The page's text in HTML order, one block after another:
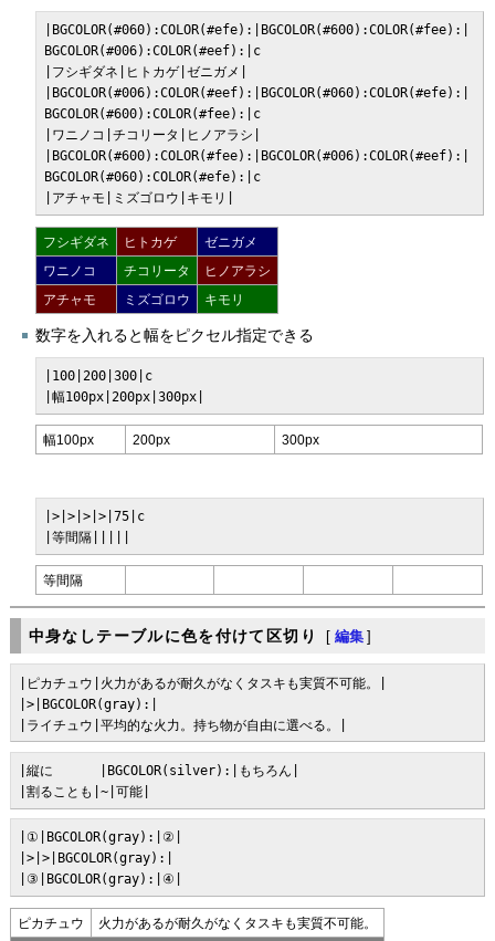
|BGCOLOR(#060):COLOR(#efe):|BGCOLOR(#600):COLOR(#fee):|
BGCOLOR(#006):COLOR(#eef):|c
|フシギダネ|ヒトカゲ|ゼニガメ|
|BGCOLOR(#006):COLOR(#eef):|BGCOLOR(#060):COLOR(#efe):|
BGCOLOR(#600):COLOR(#fee):|c
|ワニノコ|チコリータ|ヒノアラシ|
|BGCOLOR(#600):COLOR(#fee):|BGCOLOR(#006):COLOR(#eef):|
BGCOLOR(#060):COLOR(#efe):|c
|アチャモ|ミズゴロウ|キモリ|
フシギダネ ヒトカゲ ゼニガメ
ワニノコ チコリータ ヒノアラシ
アチャモ ミズゴロウ キモリ
数字を入れると幅をピクセル指定できる
|100|200|300|c
|幅100px|200px|300px|
幅100px 200px 300px
|>|>|>|>|75|c
|等間隔|||||
等間隔
中身なしテーブルに色を付けて区切り [ 編集 ]
|ピカチュウ|火力があるが耐久がなくタスキも実質不可能。|
|>|BGCOLOR(gray):|
|ライチュウ|平均的な火力。持ち物が自由に選べる。|
|縦に      |BGCOLOR(silver):|もちろん|
|割ることも|~|可能|
|①|BGCOLOR(gray):|②|
|>|>|BGCOLOR(gray):|
|③|BGCOLOR(gray):|④|
ピカチュウ 火力があるが耐久がなくタスキも実質不可能。